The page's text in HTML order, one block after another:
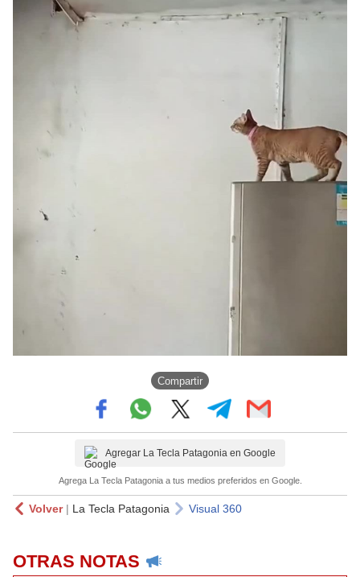
Compartir
Agregar La Tecla Patagonia en Google
Agrega La Tecla Patagonia a tus medios preferidos en Google.
Volver| La Tecla Patagonia Visual 360
OTRAS NOTAS